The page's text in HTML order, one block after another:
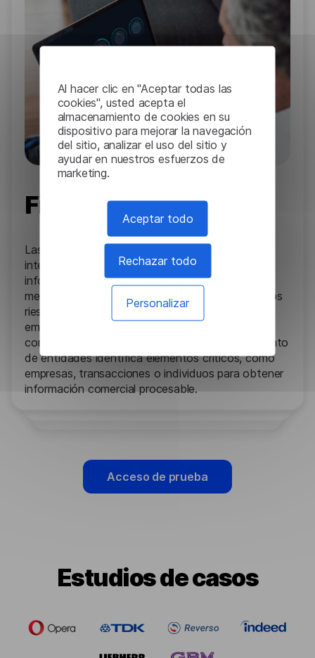
Al hacer clic en "Aceptar todas las
cookies", usted acepta el
almacenamiento de cookies en su
dispositivo para mejorar la navegación
del sitio, analizar el uso del sitio y
ayudar en nuestros esfuerzos de
marketing.
Aceptar todo
Rechazar todo
Personalizar
Finanzas
Las herramientas de lenguaje basadas en
inteligencia artificial extraen información de los
informes financieros, analizan las tendencias del
mercado y monitorean las noticias para evaluar los
riesgos. El análisis de sentimientos evalúa las
emociones del público, mientras que el resumen
condensa los informes extensos. El reconocimiento
de entidades identifica elementos críticos, como
empresas, transacciones o individuos para obtener
información comercial procesable.
Acceso de prueba
Estudios de casos